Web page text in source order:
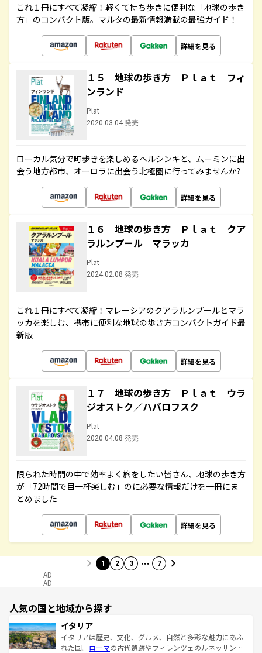
これ１冊にすべて凝縮！軽くて持ち歩きに便利な「地球の歩き
方」のコンパクト版。マルタの最新情報満載の最強ガイド！
詳細を見る
１５ 地球の歩き方 Ｐｌａｔ フィ
ンランド
Plat
2020.03.04 発売
ローカル気分で町歩きを楽しめるヘルシンキと、ムーミンに出
会う地方都市、オーロラに出会う北極圏に行ってみませんか?
詳細を見る
１６ 地球の歩き方 Ｐｌａｔ クア
ラルンプール マラッカ
Plat
2024.02.08 発売
これ１冊にすべて凝縮！マレーシアのクアラルンプールとマラ
ッカを楽しむ、携帯に便利な地球の歩き方コンパクトガイド最
新版
詳細を見る
１７ 地球の歩き方 Ｐｌａｔ ウラ
ジオストク／ハバロフスク
Plat
2020.04.08 発売
限られた時間の中で効率よく旅をしたい皆さん、地球の歩き方
が「72時間で目一杯楽しむ」のに必要な情報だけを一冊にま
とめました
詳細を見る
1 2 3 … 7
AD
AD
人気の国と地域から探す
イタリア
イタリアは歴史、文化、グルメ、自然と多彩な魅力にあふ
れた国。 ローマの古代遺跡やフィレンツェのルネッサンス